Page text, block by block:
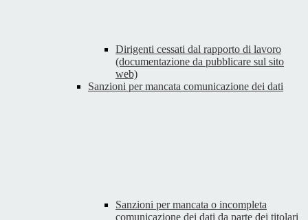
Dirigenti cessati dal rapporto di lavoro
(documentazione da pubblicare sul sito
web)
Sanzioni per mancata comunicazione dei dati
Sanzioni per mancata o incompleta
comunicazione dei dati da parte dei titolari